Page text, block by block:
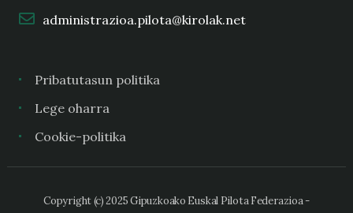
administrazioa.pilota@kirolak.net
Pribatutasun politika
Lege oharra
Cookie-politika
Copyright (c) 2025 Gipuzkoako Euskal Pilota Federazioa -